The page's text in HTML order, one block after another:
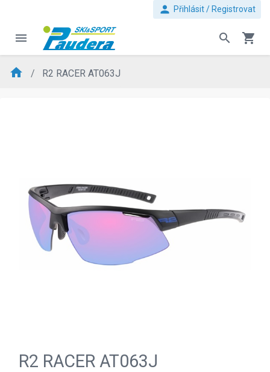
person Přihlásit / Registrovat
menu search shopping_cart
home R2 RACER AT063J
R2 RACER AT063J